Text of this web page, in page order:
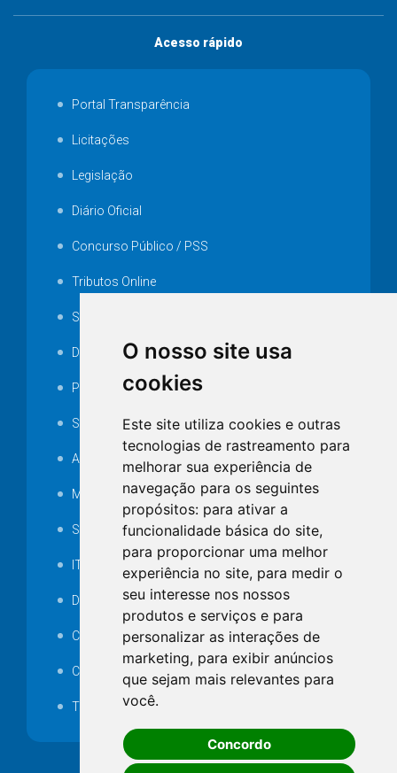
O nosso site usa
cookies
Este site utiliza cookies e outras
tecnologias de rastreamento para
melhorar sua experiência de
navegação para os seguintes
propósitos: para ativar a
funcionalidade básica do site,
para proporcionar uma melhor
experiência no site, para medir o
seu interesse nos nossos
produtos e serviços e para
personalizar as interações de
marketing, para exibir anúncios
que sejam mais relevantes para
você.
Concordo
Acesso rápido
Portal Transparência
Licitações
Legislação
Diário Oficial
Concurso Público / PSS
Tributos Online
Serviços ISS-E
Decretos
Portarias
SAMAE
Audiência pública
MANUTENÇÃO DE ILUMINAÇÃO PÚBLICA
Serviços Técnicos TI
ITR
Desapropriações
Catalogo Eletrônico de Padronização
Consórcios Municipais
Telefones Úteis